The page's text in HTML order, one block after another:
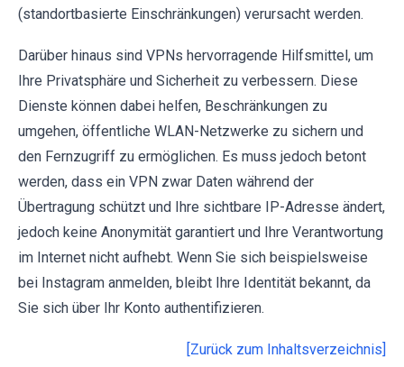
(standortbasierte Einschränkungen) verursacht werden.
Darüber hinaus sind VPNs hervorragende Hilfsmittel, um
Ihre Privatsphäre und Sicherheit zu verbessern. Diese
Dienste können dabei helfen, Beschränkungen zu
umgehen, öffentliche WLAN-Netzwerke zu sichern und
den Fernzugriff zu ermöglichen. Es muss jedoch betont
werden, dass ein VPN zwar Daten während der
Übertragung schützt und Ihre sichtbare IP-Adresse ändert,
jedoch keine Anonymität garantiert und Ihre Verantwortung
im Internet nicht aufhebt. Wenn Sie sich beispielsweise
bei Instagram anmelden, bleibt Ihre Identität bekannt, da
Sie sich über Ihr Konto authentifizieren.
[Zurück zum Inhaltsverzeichnis]